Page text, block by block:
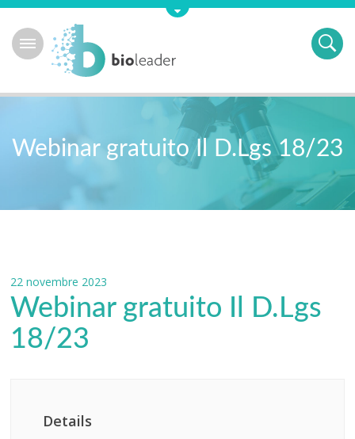
Webinar gratuito Il D.Lgs 18/23
22 novembre 2023
Webinar gratuito Il D.Lgs
18/23
Details